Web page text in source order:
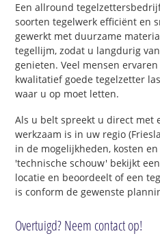
Een allround
soorten tegelwerk efficiënt en
gewerkt met duurzame
tegellijm, zodat u langdurig
genieten. Veel mensen
kwalitatief goede tegelzetter
waar u op moet letten.
Als u belt spreekt u direct met
werkzaam is in uw regio
in de mogelijkheden, kosten
'technische schouw' bekijkt
locatie en beoordeelt of een
is conform de gewenste
Overtuigd? Neem contact op!